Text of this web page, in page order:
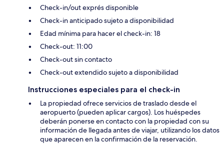
Check-in/out exprés disponible
Check-in anticipado sujeto a disponibilidad
Edad mínima para hacer el check-in: 18
Check-out: 11:00
Check-out sin contacto
Check-out extendido sujeto a disponibilidad
Instrucciones especiales para el check-in
La propiedad ofrece servicios de traslado desde el
aeropuerto (pueden aplicar cargos). Los huéspedes
deberán ponerse en contacto con la propiedad con su
información de llegada antes de viajar, utilizando los datos
que aparecen en la confirmación de la reservación.